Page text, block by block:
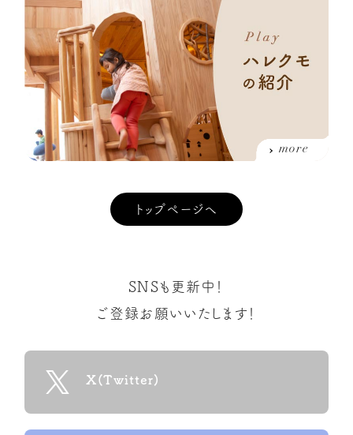
more
トップページへ
SNSも更新中！
ご登録お願いいたします！
X(Twitter)